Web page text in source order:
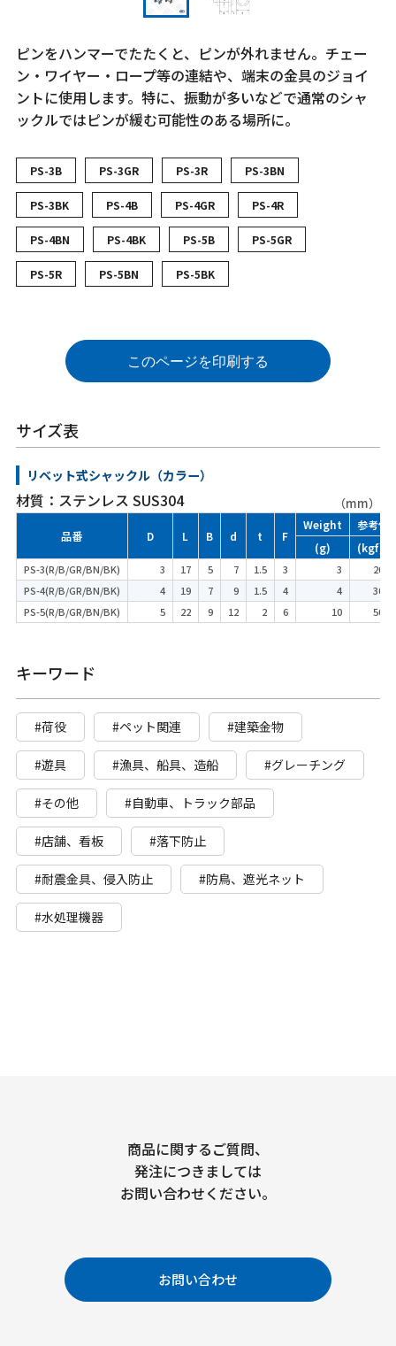
ピンをハンマーでたたくと、ピンが外れません。チェー
ン・ワイヤー・ロープ等の連結や、端末の金具のジョイ
ントに使用します。特に、振動が多いなどで通常のシャ
ックルではピンが緩む可能性のある場所に。
PS-3B PS-3GR PS-3R PS-3BN
PS-3BK PS-4B PS-4GR PS-4R
PS-4BN PS-4BK PS-5B PS-5GR
PS-5R PS-5BN PS-5BK
このページを印刷する
サイズ表
リベット式シャックル（カラー）
材質：ステンレス SUS304 （mm）
品番 D L B d t F
Weight
参考使
(g)
(kgf)
PS-3(R/B/GR/BN/BK) 3 17 5 7 1.5 3 3
20
PS-4(R/B/GR/BN/BK)
4 19 7 9 1.5 4 4
30
PS-5(R/B/GR/BN/BK)
5 22 9 12 2 6 10 50
キーワード
#荷役 #ペット関連 #建築金物
#遊具 #漁具、船具、造船 #グレーチング
#その他 #自動車、トラック部品
#店舗、看板 #落下防止
#耐震金具、侵入防止 #防鳥、遮光ネット
#水処理機器
商品に関するご質問、
発注につきましては
お問い合わせください。
お問い合わせ